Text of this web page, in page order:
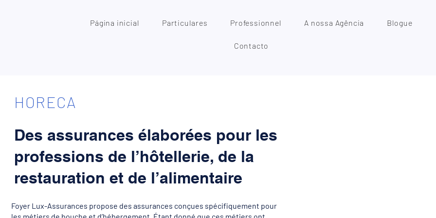
Página inicial Particulares Professionnel A nossa Agência Blogue
Contacto
HORECA
Des assurances élaborées pour les
professions de l’hôtellerie, de la
restauration et de l’alimentaire
Foyer Lux-Assurances propose des assurances conçues spécifiquement pour